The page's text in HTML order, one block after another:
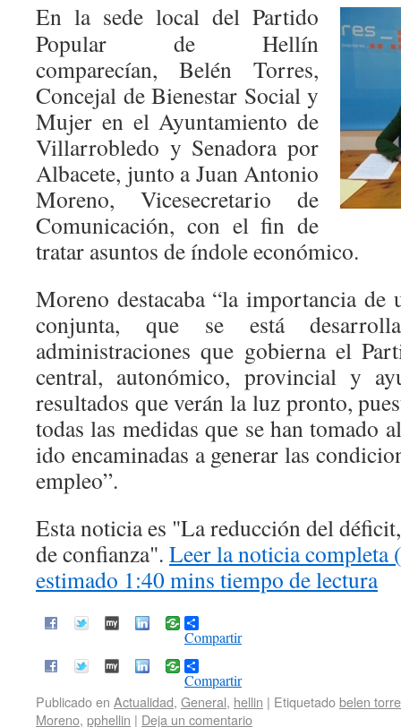
En la sede local del Partido
Popular de Hellín
comparecían, Belén Torres,
Concejal de Bienestar Social y
Mujer en el Ayuntamiento de
Villarrobledo y Senadora por
Albacete, junto a Juan Antonio
Moreno, Vicesecretario de
Comunicación, con el fin de
tratar asuntos de índole económico.
Moreno destacaba “la importancia de
conjunta, que se está
administraciones que gobierna el
central, autonómico, provincial y
resultados que verán la luz pronto,
todas las medidas que se han tomado
ido encaminadas a generar las
empleo”.
Esta noticia es La reducción del
de confianza . Leer la noticia completa
estimado 1:40 mins tiempo de lectura
Compartir
Compartir
Publicado en Actualidad, General, hellin | Etiquetadobelen torre
Moreno, pphellin | Deja un comentario